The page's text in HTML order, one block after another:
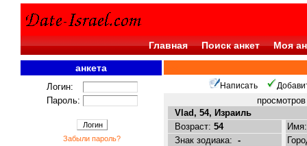
Главная Поиск анкет Моя
анкета
Логин:
Пароль:
Забыли пароль?
Написать
Vlad, 54, Израиль
Возраст: 54
Знак зодиака: -